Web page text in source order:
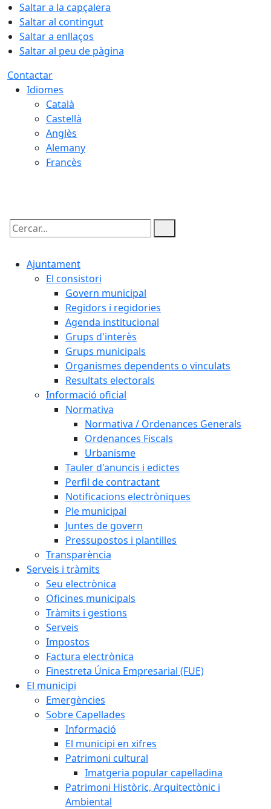
Saltar a la capçalera
Saltar al contingut
Saltar a enllaços
Saltar al peu de pàgina
Contactar
Idiomes
Català
Castellà
Anglès
Alemany
Francès
Cercar:
Ajuntament
El consistori
Govern municipal
Regidors i regidories
Agenda institucional
Grups d'interès
Grups municipals
Organismes dependents o vinculats
Resultats electorals
Informació oficial
Normativa
Normativa / Ordenances Generals
Ordenances Fiscals
Urbanisme
Tauler d'anuncis i edictes
Perfil de contractant
Notificacions electròniques
Ple municipal
Juntes de govern
Pressupostos i plantilles
Transparència
Serveis i tràmits
Seu electrònica
Oficines municipals
Tràmits i gestions
Serveis
Impostos
Factura electrònica
Finestreta Única Empresarial (FUE)
El municipi
Emergències
Sobre Capellades
Informació
El municipi en xifres
Patrimoni cultural
Imatgeria popular capelladina
Patrimoni Històric, Arquitectònic i
Ambiental